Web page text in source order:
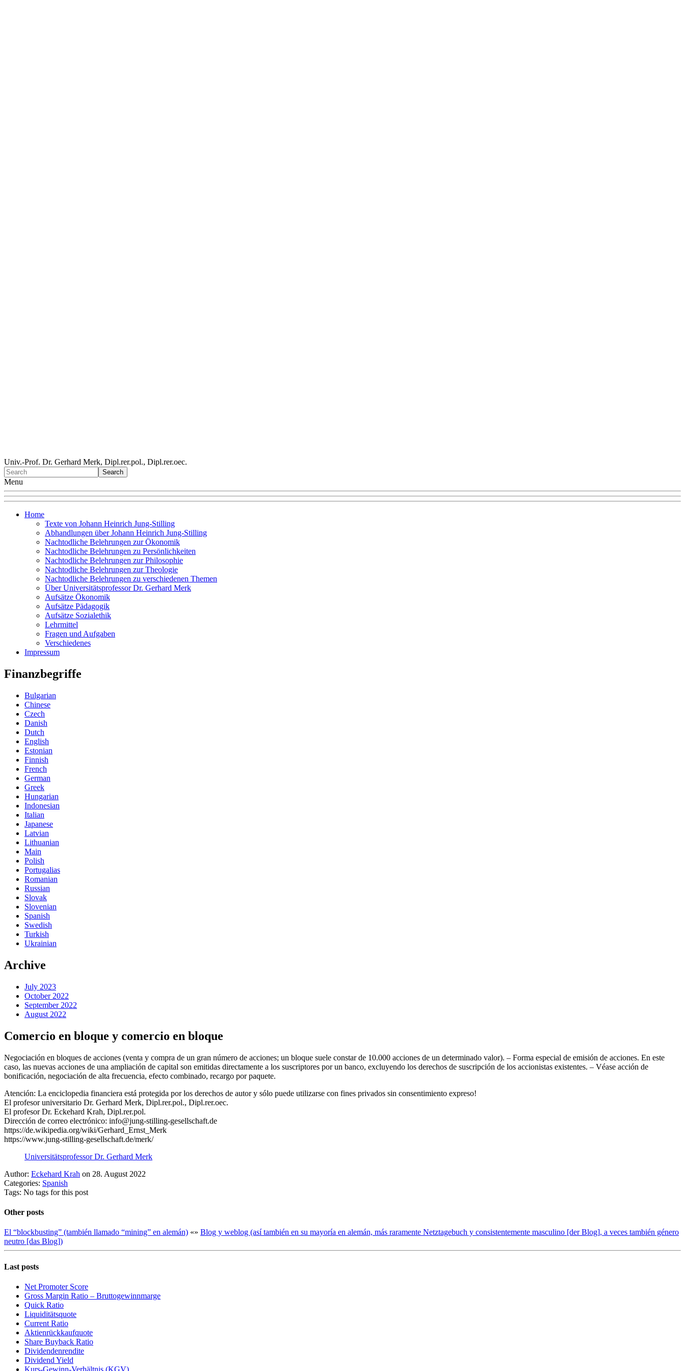
Univ.-Prof. Dr. Gerhard Merk, Dipl.rer.pol., Dipl.rer.oec.
Menu
Home
Texte von Johann Heinrich Jung-Stilling
Abhandlungen über Johann Heinrich Jung-Stilling
Nachtodliche Belehrungen zur Ökonomik
Nachtodliche Belehrungen zu Persönlichkeiten
Nachtodliche Belehrungen zur Philosophie
Nachtodliche Belehrungen zur Theologie
Nachtodliche Belehrungen zu verschiedenen Themen
Über Universitätsprofessor Dr. Gerhard Merk
Aufsätze Ökonomik
Aufsätze Pädagogik
Aufsätze Sozialethik
Lehrmittel
Fragen und Aufgaben
Verschiedenes
Impressum
Finanzbegriffe
Bulgarian
Chinese
Czech
Danish
Dutch
English
Estonian
Finnish
French
German
Greek
Hungarian
Indonesian
Italian
Japanese
Latvian
Lithuanian
Main
Polish
Portugalias
Romanian
Russian
Slovak
Slovenian
Spanish
Swedish
Turkish
Ukrainian
Archive
July 2023
October 2022
September 2022
August 2022
Comercio en bloque y comercio en bloque
Negociación en bloques de acciones (venta y compra de un gran número de acciones; un bloque suele constar de 10.000 acciones de un determinado valor). – Forma especial de emisión de acciones. En este
caso, las nuevas acciones de una ampliación de capital son emitidas directamente a los suscriptores por un banco, excluyendo los derechos de suscripción de los accionistas existentes. – Véase acción de
bonificación, negociación de alta frecuencia, efecto combinado, recargo por paquete.
Atención: La enciclopedia financiera está protegida por los derechos de autor y sólo puede utilizarse con fines privados sin consentimiento expreso!
El profesor universitario Dr. Gerhard Merk, Dipl.rer.pol., Dipl.rer.oec.
El profesor Dr. Eckehard Krah, Dipl.rer.pol.
Dirección de correo electrónico: info@jung-stilling-gesellschaft.de
https://de.wikipedia.org/wiki/Gerhard_Ernst_Merk
https://www.jung-stilling-gesellschaft.de/merk/
Universitätsprofessor Dr. Gerhard Merk
Author: Eckehard Krah on 28. August 2022
Categories: Spanish
Tags: No tags for this post
Other posts
El “blockbusting” (también llamado “mining” en alemán) «» Blog y weblog (así también en su mayoría en alemán, más raramente Netztagebuch y consistentemente masculino [der Blog], a veces también género
neutro [das Blog])
Last posts
Net Promoter Score
Gro ss Margin Ratio – Bruttogewinnmarge
Quic k Ratio
Liquiditätsquote
Current Ratio
Aktienrückkaufquote
Sha re Buyback Ratio
Dividendenrendite
Dividend Yield
Kurs-Gewinn-Verhältnis (KGV)